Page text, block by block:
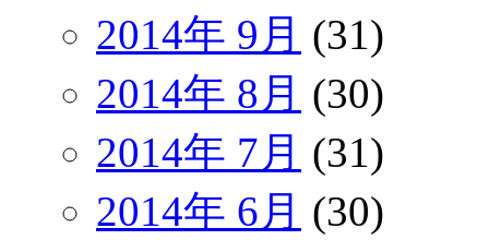
2014年 9月 (31)
2014年 8月 (30)
2014年 7月 (31)
2014年 6月 (30)